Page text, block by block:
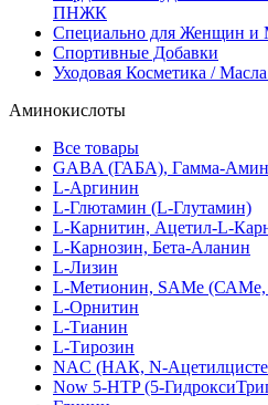
ПНЖК
Специально для Женщин
Спортивные Добавки
Уходовая Косметика /
Аминокислоты
Все товары
GABA (ГАБА), Гамма-
L-Аргинин
L-Глютамин (L-Глутамин)
L-Карнитин, Ацетил-L-
L-Карнозин, Бета-Аланин
L-Лизин
L-Метионин, SAMe (САМе,
L-Орнитин
L-Тианин
L-Тирозин
NAC (НАК, N-
Now 5-HTP (5-